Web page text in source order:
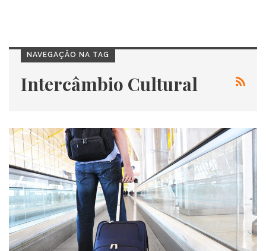
NAVEGAÇÃO NA TAG
Intercâmbio Cultural